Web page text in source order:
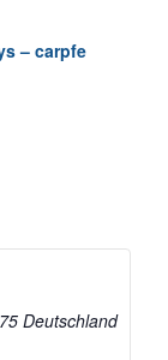
– carpfe
Deutschland